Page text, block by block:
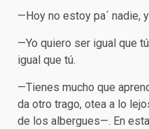
—Hoy no estoy pa´ nadie,
—Yo quiero ser igual que
igual que tú.
—Tienes mucho que
da otro trago, otea a lo
de los albergues—. En